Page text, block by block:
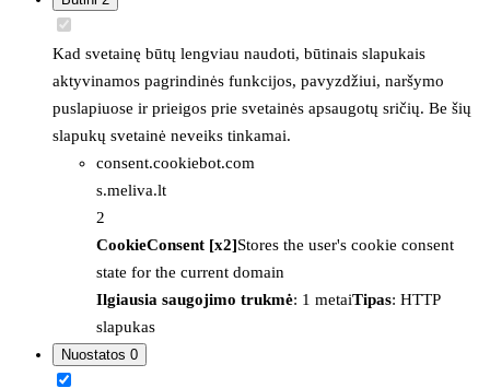
Kad svetainę būtų lengviau naudoti, būtinais slapukais
aktyvinamos pagrindinės funkcijos, pavyzdžiui, naršymo
puslapiuose ir prieigos prie svetainės apsaugotų sričių. Be šių
slapukų svetainė neveiks tinkamai.
consent.cookiebot.com
s.meliva.lt
2
CookieConsent [x2]Stores the user's cookie consent
state for the current domain
Ilgiausia saugojimo trukmė: 1 metaiTipas: HTTP
slapukas
Nuostatos 0